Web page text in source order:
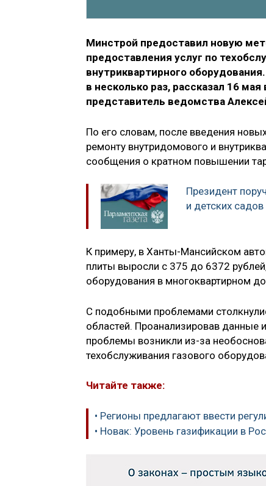
Минстрой предоставил новую
предоставления услуг по
внутриквартирного
в несколько раз, рассказал 16
представитель ведомства
По его словам, после введения
ремонту внутридомового и
сообщения о кратном повышении
Президент
и детских
К примеру, в Ханты-Мансийском
плиты выросли с 375 до 6372
оборудования в многоквартирном
С подобными проблемами
областей. Проанализировав данные
проблемы возникли из-за
техобслуживания газового
Читайте также:
• Регионы предлагают ввести
• Новак: Уровень газификации в